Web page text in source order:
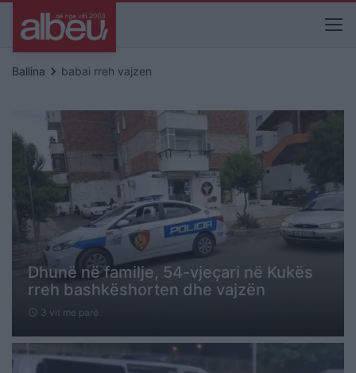
Ballina keyboard_arrow_right babai rreh vajzen
Dhunë në familje, 54-vjeçari në Kukës
rreh bashkëshorten dhe vajzën
schedule 3 vit me parë